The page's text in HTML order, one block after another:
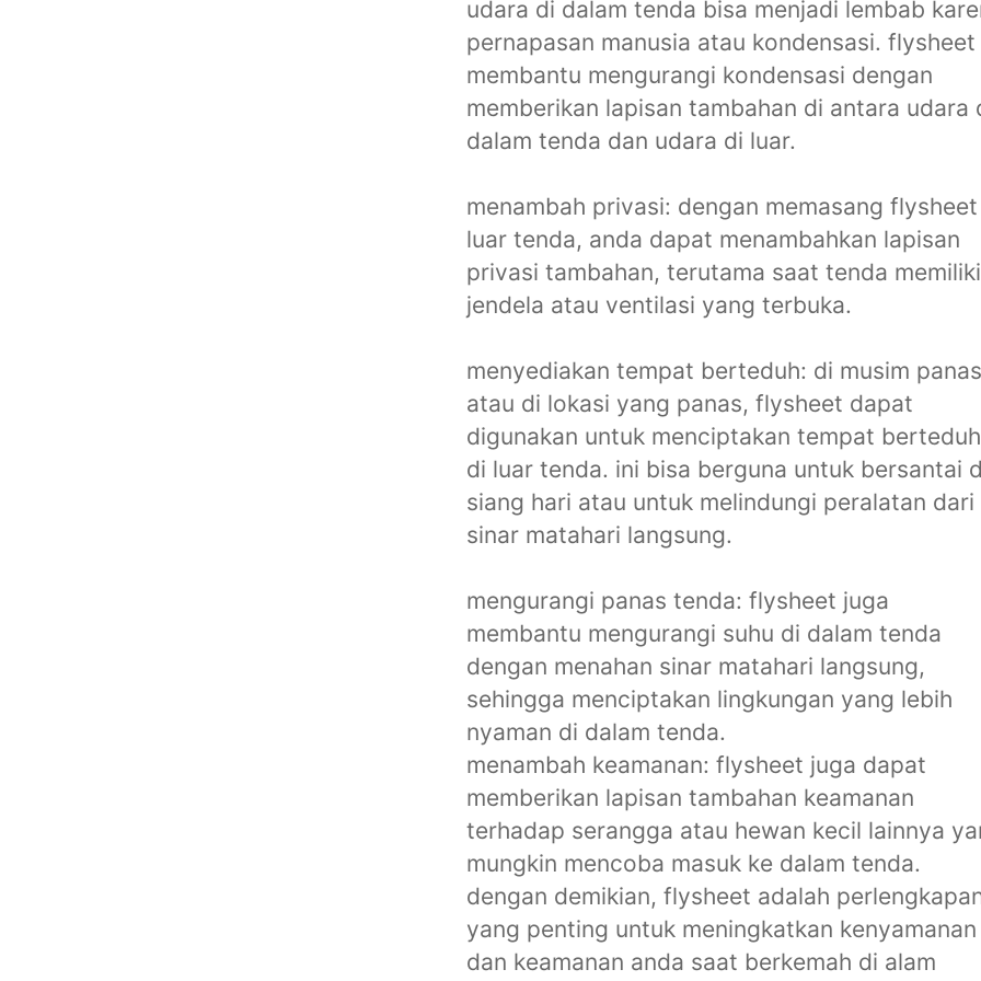
udara di dalam tenda bisa menjadi lembab
pernapasan manusia atau kondensasi. flysheet
membantu mengurangi kondensasi dengan
memberikan lapisan tambahan di antara udara
dalam tenda dan udara di luar.
menambah privasi: dengan memasang
luar tenda, anda dapat menambahkan lapisan
privasi tambahan, terutama saat tenda memiliki
jendela atau ventilasi yang terbuka.
menyediakan tempat berteduh: di musim panas
atau di lokasi yang panas, flysheet dapat
digunakan untuk menciptakan tempat berteduh
di luar tenda. ini bisa berguna untuk bersantai
siang hari atau untuk melindungi peralatan dari
sinar matahari langsung.
mengurangi panas tenda: flysheet juga
membantu mengurangi suhu di dalam tenda
dengan menahan sinar matahari langsung,
sehingga menciptakan lingkungan yang lebih
nyaman di dalam tenda.
menambah keamanan: flysheet juga dapat
memberikan lapisan tambahan keamanan
terhadap serangga atau hewan kecil lainnya
mungkin mencoba masuk ke dalam tenda.
dengan demikian, flysheet adalah
yang penting untuk meningkatkan kenyamanan
dan keamanan anda saat berkemah di alam